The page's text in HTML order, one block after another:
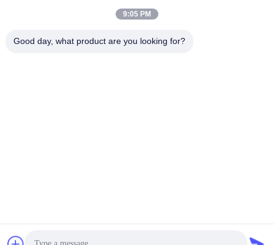
Apparecchiature Di Collaudo Di Gomma
9:05 PM
Good day, what product are you looking for?